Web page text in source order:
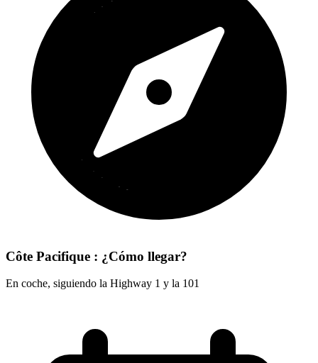
Côte Pacifique : ¿Cómo llegar?
En coche, siguiendo la Highway 1 y la 101